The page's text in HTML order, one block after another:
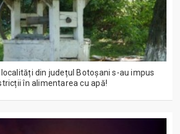
localități din județul Botoșani s-au impus
în alimentarea cu apă!